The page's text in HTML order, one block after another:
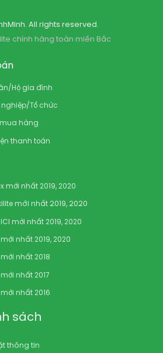
All rights reserved.
chính hãng toàn miền Bắc
Hộ gia đình
Tổ chức
hàng
thanh toán
mới nhất 2019, 2020
mới nhất 2019, 2020
mới nhất 2019, 2020
nhất 2019, 2020
nhất 2018
nhất 2017
nhất 2016
sách
thông tin